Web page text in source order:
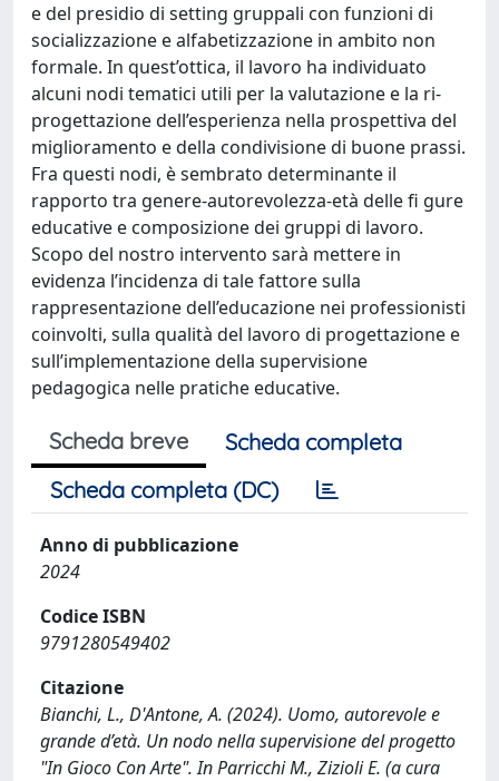
e del presidio di setting gruppali con funzioni di
socializzazione e alfabetizzazione in ambito non
formale. In quest’ottica, il lavoro ha individuato
alcuni nodi tematici utili per la valutazione e la ri-
progettazione dell’esperienza nella prospettiva del
miglioramento e della condivisione di buone prassi.
Fra questi nodi, è sembrato determinante il
rapporto tra genere-autorevolezza-età delle fi gure
educative e composizione dei gruppi di lavoro.
Scopo del nostro intervento sarà mettere in
evidenza l’incidenza di tale fattore sulla
rappresentazione dell’educazione nei professionisti
coinvolti, sulla qualità del lavoro di progettazione e
sull’implementazione della supervisione
pedagogica nelle pratiche educative.
Scheda breve
Scheda completa
Scheda completa (DC)
Anno di pubblicazione
2024
Codice ISBN
9791280549402
Citazione
Bianchi, L., D'Antone, A. (2024). Uomo, autorevole e
grande d’età. Un nodo nella supervisione del progetto
"In Gioco Con Arte". In Parricchi M., Zizioli E. (a cura